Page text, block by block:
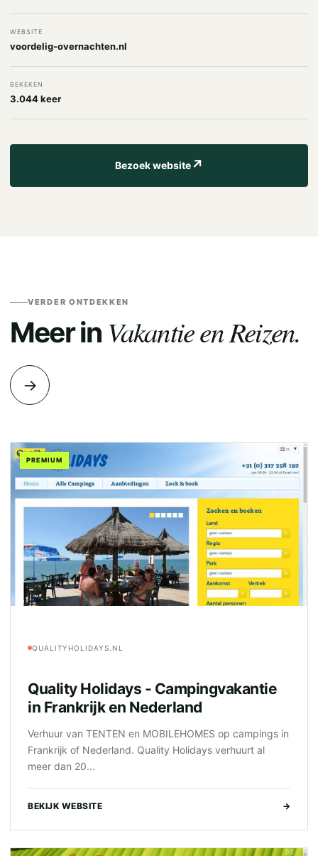
WEBSITE
voordelig-overnachten.nl
BEKEKEN
3.044 keer
Bezoek website↗
VERDER ONTDEKKEN
Meer in Vakantie en Reizen.
→
PREMIUM
QUALITYHOLIDAYS.NL
Quality Holidays - Campingvakantie
in Frankrijk en Nederland
Verhuur van TENTEN en MOBILEHOMES op campings in
Frankrijk of Nederland. Quality Holidays verhuurt al
meer dan 20...
BEKIJK WEBSITE →